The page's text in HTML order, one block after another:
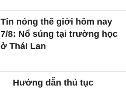
Tin nóng thế giới hôm nay
7/8: Nổ súng tại trường học
ở Thái Lan
Hướng dẫn thủ tục